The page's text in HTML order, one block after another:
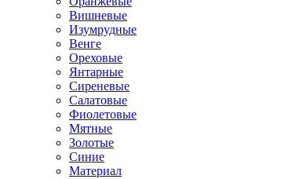
Вишневые
Изумрудные
Венге
Ореховые
Янтарные
Сиреневые
Салатовые
Фиолетовые
Мятные
Золотые
Синие
Материал